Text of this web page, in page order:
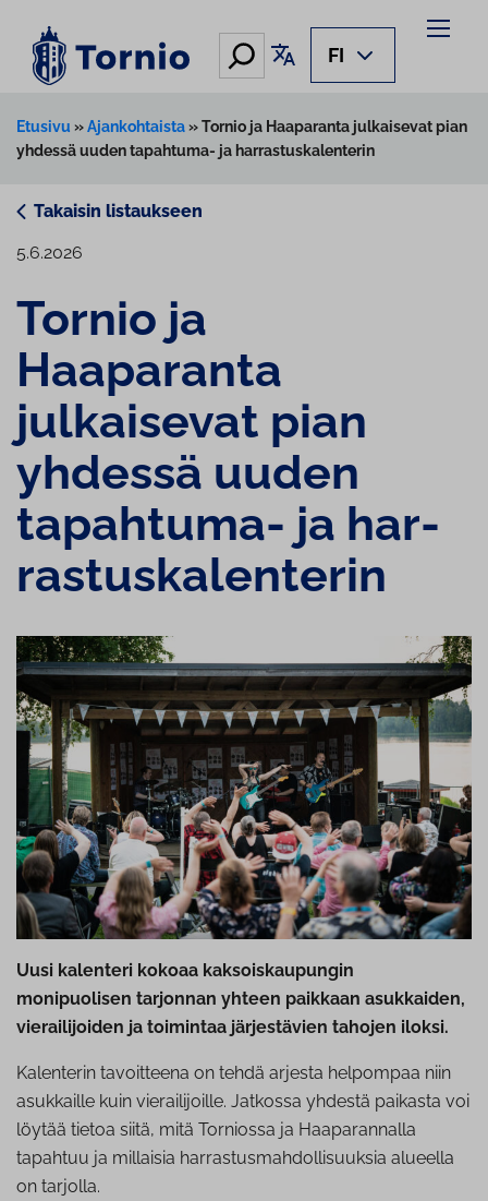
sisältöön
Hae Käännä sivu
FI
Etusivu »Ajankohtaista»Tornio ja Haaparanta julkaisevat pian
yhdessä uuden tapahtuma- ja harrastuskalenterin
Takaisin listaukseen
5.6.2026
Tornio ja
Haaparanta
julkaisevat pian
yhdessä uuden
tapahtuma- ja har­
ras­tus­ka­len­te­rin
Uusi kalenteri kokoaa kaksoiskaupungin
monipuolisen tarjonnan yhteen paikkaan asukkaiden,
vierailijoiden ja toimintaa järjestävien tahojen iloksi.
Kalenterin tavoitteena on tehdä arjesta helpompaa niin
asukkaille kuin vierailijoille. Jatkossa yhdestä paikasta voi
löytää tietoa siitä, mitä Torniossa ja Haaparannalla
tapahtuu ja millaisia harrastusmahdollisuuksia alueella
on tarjolla.